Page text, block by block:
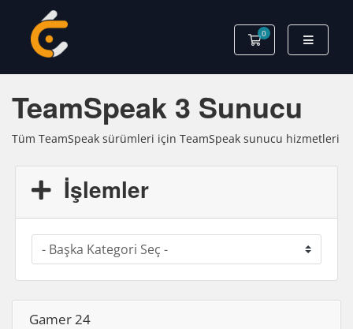
0
Sepet
TeamSpeak 3 Sunucu
Tüm TeamSpeak sürümleri için TeamSpeak sunucu hizmetleri
İşlemler
Gamer 24